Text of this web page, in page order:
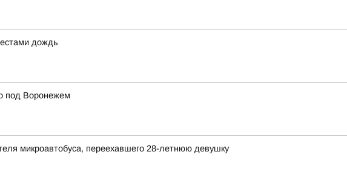
дождь
под Воронежем
микроавтобуса, переехавшего 28-летнюю девушку